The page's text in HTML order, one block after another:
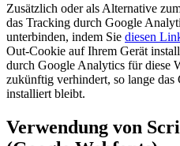
Zusätzlich oder als Alternative
das Tracking durch Google
unterbinden, indem Sie diesen
Out-Cookie auf Ihrem Gerät
durch Google Analytics für diese
zukünftig verhindert, so lange
installiert bleibt.
Verwendung von